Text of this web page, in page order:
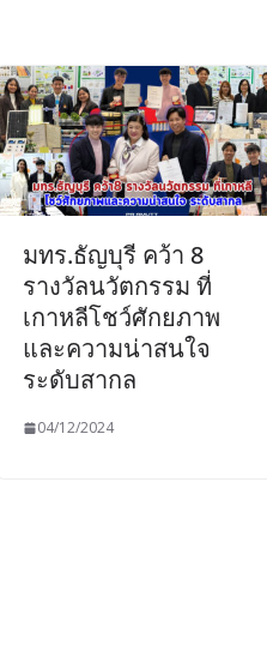
มทร.ธัญบุรี คว้า 8
รางวัลนวัตกรรม ที่
เกาหลีโชว์ศักยภาพ
และความน่าสนใจ
ระดับสากล
04/12/2024